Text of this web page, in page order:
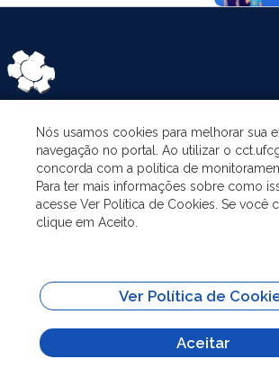
CATEGORIES
THE PROGRAM
ADMINISTRATION
All content on this site is published under the license
Nós usamos cookies para melhorar sua
navegação no portal. Ao utilizar o
concorda com a política de
Para ter mais informações sobre como
acesse Ver Política de Cookies. Se você
clique em Aceito.
Ver Política de
Aceitar